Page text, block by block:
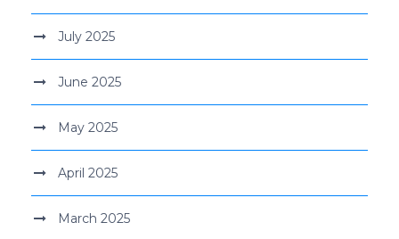
July 2025
June 2025
May 2025
April 2025
March 2025